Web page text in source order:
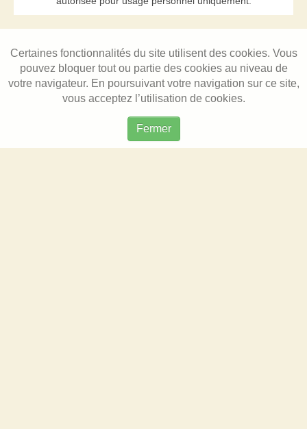
Certaines fonctionnalités du site utilisent des cookies. Vous
pouvez bloquer tout ou partie des cookies au niveau de
votre navigateur. En poursuivant votre navigation sur ce site,
vous acceptez l’utilisation de cookies.
Fermer